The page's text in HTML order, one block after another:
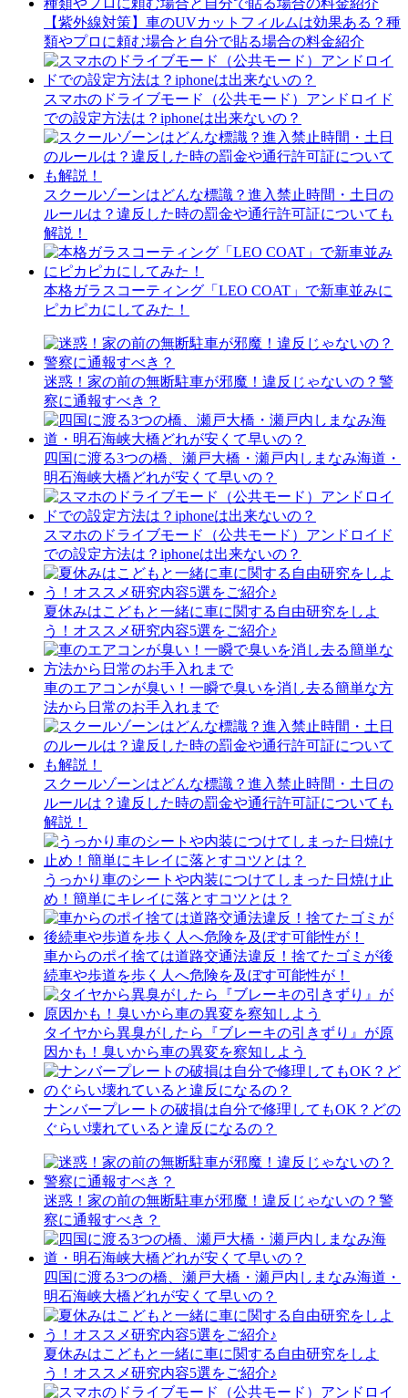
【紫外線対策】車のUVカットフィルムは効果ある？種
類やプロに頼む場合と自分で貼る場合の料金紹介
スマホのドライブモード（公共モード）アンドロイド
での設定方法は？iphoneは出来ないの？
スクールゾーンはどんな標識？進入禁止時間・土日の
ルールは？違反した時の罰金や通行許可証についても
解説！
本格ガラスコーティング「LEO COAT」で新車並みに
ピカピカにしてみた！
迷惑！家の前の無断駐車が邪魔！違反じゃないの？警
察に通報すべき？
四国に渡る3つの橋、瀬戸大橋・瀬戸内しまなみ海道・
明石海峡大橋どれが安くて早いの？
スマホのドライブモード（公共モード）アンドロイド
での設定方法は？iphoneは出来ないの？
夏休みはこどもと一緒に車に関する自由研究をしよ
う！オススメ研究内容5選をご紹介♪
車のエアコンが臭い！一瞬で臭いを消し去る簡単な方
法から日常のお手入れまで
スクールゾーンはどんな標識？進入禁止時間・土日の
ルールは？違反した時の罰金や通行許可証についても
解説！
うっかり車のシートや内装につけてしまった日焼け止
め！簡単にキレイに落とすコツとは？
車からのポイ捨ては道路交通法違反！捨てたゴミが後
続車や歩道を歩く人へ危険を及ぼす可能性が！
タイヤから異臭がしたら『ブレーキの引きずり』が原
因かも！臭いから車の異変を察知しよう
ナンバープレートの破損は自分で修理してもOK？どの
ぐらい壊れていると違反になるの？
迷惑！家の前の無断駐車が邪魔！違反じゃないの？警
察に通報すべき？
四国に渡る3つの橋、瀬戸大橋・瀬戸内しまなみ海道・
明石海峡大橋どれが安くて早いの？
夏休みはこどもと一緒に車に関する自由研究をしよ
う！オススメ研究内容5選をご紹介♪